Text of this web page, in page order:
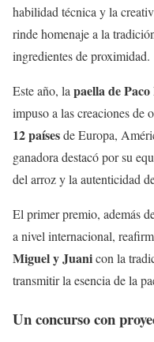
habilidad técnica y la
rinde homenaje a la
ingredientes de proximidad.
Este año, la paella de
impuso a las creaciones de
12 paísesde Europa,
ganadora destacó por su
del arroz y la autenticidad
El primer premio, además
a nivel internacional,
Miguel y Juanicon la
transmitir la esencia de la
Un concurso con